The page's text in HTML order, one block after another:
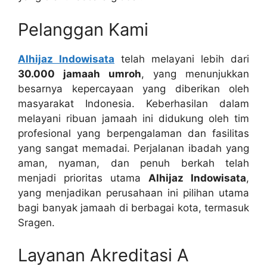
Pelanggan Kami
Alhijaz Indowisata telah melayani lebih dari
30.000 jamaah umroh, yang menunjukkan
besarnya kepercayaan yang diberikan oleh
masyarakat Indonesia. Keberhasilan dalam
melayani ribuan jamaah ini didukung oleh tim
profesional yang berpengalaman dan fasilitas
yang sangat memadai. Perjalanan ibadah yang
aman, nyaman, dan penuh berkah telah
menjadi prioritas utama Alhijaz Indowisata,
yang menjadikan perusahaan ini pilihan utama
bagi banyak jamaah di berbagai kota, termasuk
Sragen.
Layanan Akreditasi A